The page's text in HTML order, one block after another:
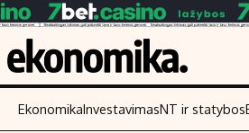
EkonomikaInvestavimasNT ir statybos